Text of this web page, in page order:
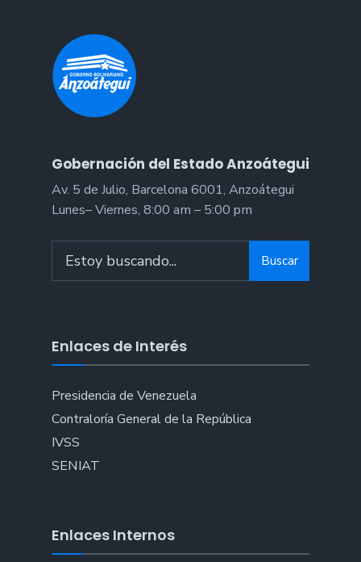
Gobernación del Estado Anzoátegui
Av. 5 de Julio, Barcelona 6001, Anzoátegui
Lunes– Viernes, 8:00 am – 5:00 pm
for:
Buscar
Enlaces de Interés
Presidencia de Venezuela
Contraloría General de la República
IVSS
SENIAT
Enlaces Internos